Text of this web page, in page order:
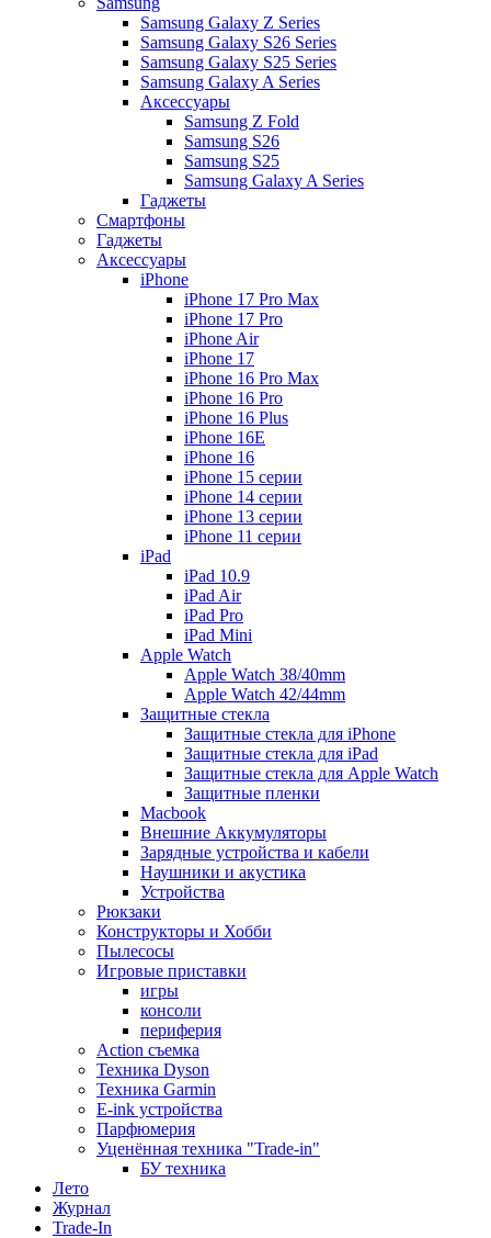
Samsung Galaxy Z Series
Samsung Galaxy S26 Series
Samsung Galaxy S25 Series
Samsung Galaxy A Series
Аксессуары
Samsung Z Fold
Samsung S26
Samsung S25
Samsung Galaxy A Series
Гаджеты
Смартфоны
Гаджеты
Аксессуары
iPhone
iPhone 17 Pro Max
iPhone 17 Pro
iPhone Air
iPhone 17
iPhone 16 Pro Max
iPhone 16 Pro
iPhone 16 Plus
iPhone 16E
iPhone 16
iPhone 15 серии
iPhone 14 серии
iPhone 13 серии
iPhone 11 серии
iPad
iPad 10.9
iPad Air
iPad Pro
iPad Mini
Apple Watch
Apple Watch 38/40mm
Apple Watch 42/44mm
Защитные стекла
Защитные стекла для iPhone
Защитные стекла для iPad
Защитные стекла для Apple Watch
Защитные пленки
Macbook
Внешние Аккумуляторы
Зарядные устройства и кабели
Наушники и акустика
Устройства
Рюкзаки
Конструкторы и Хобби
Пылесосы
Игровые приставки
игры
консоли
периферия
Action съемка
Техника Dyson
Техника Garmin
E-ink устройства
Парфюмерия
Уценённая техника "Trade-in"
БУ техника
Лето
Журнал
Trade-In